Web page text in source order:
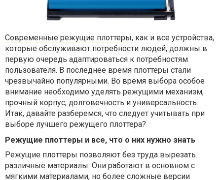
Современные режущие плоттеры, как и все устройства,
которые обслуживают потребности людей, должны в
первую очередь адаптироваться к потребностям
пользователя. В последнее время плоттеры стали
чрезвычайно популярными. Во время выбора особое
внимание необходимо уделять режущими механизм,
прочный корпус, долговечность и универсальность.
Итак, давайте разберемся, что следует учитывать при
выборе лучшего режущего плоттера?
Режущие плоттеры и все, что о них нужно знать
Режущие плоттеры позволяют без труда вырезать
различные материалы. Они работают в основном с
мягкими материалами, но более сложные версии